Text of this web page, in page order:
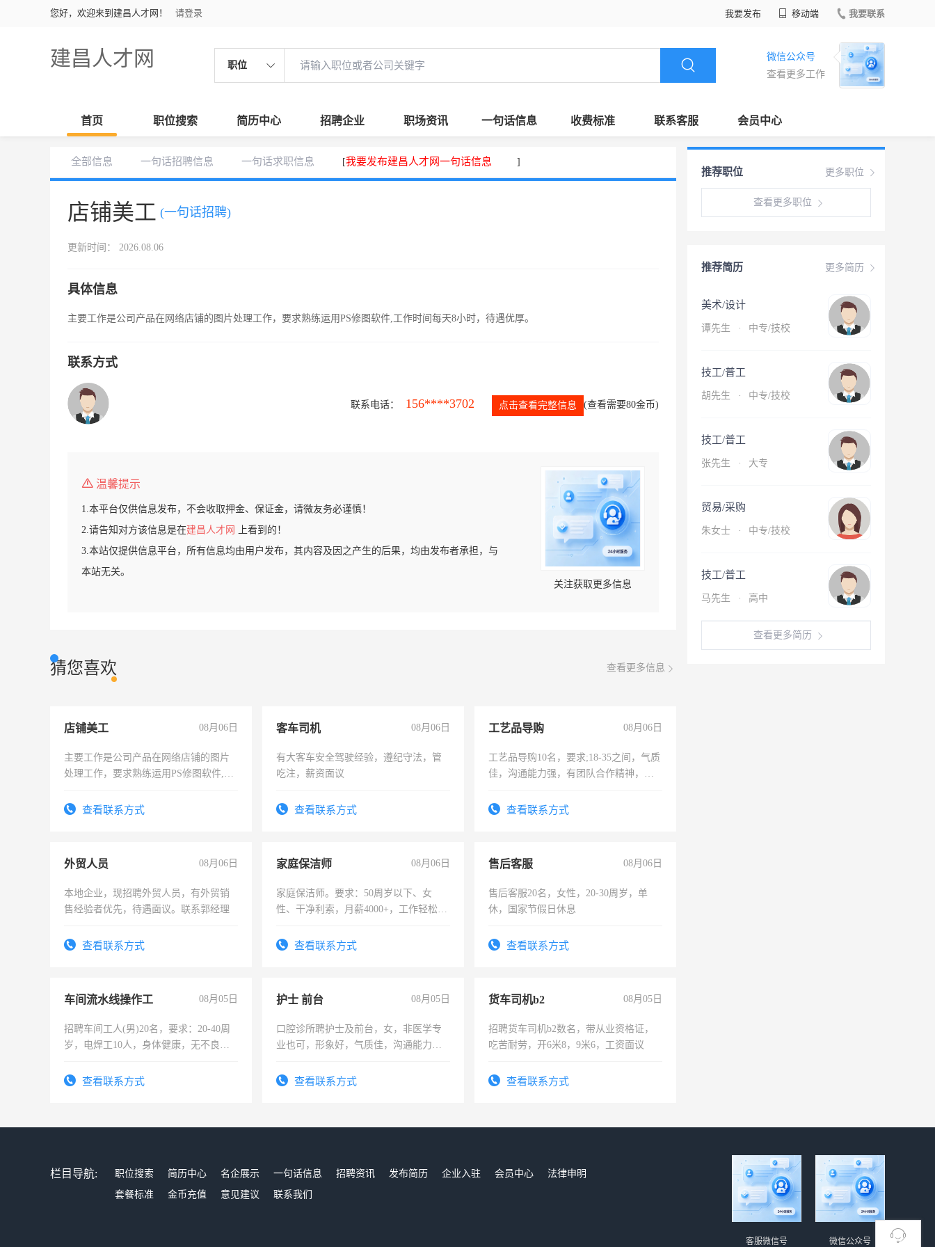
您好，欢迎来到建昌人才网！ 请登录 我要发布 移动端 我要联系
建昌人才网 职位
微信公众号
查看更多工作
首页 职位搜索 简历中心 招聘企业 职场资讯 一句话信息 收费标准 联系客服 会员中心
全部信息 一句话招聘信息 一句话求职信息 [我要发布建昌人才网一句话信息 ]
店铺美工 (一句话招聘)
更新时间： 2026.08.06
具体信息
主要工作是公司产品在网络店铺的图片处理工作，要求熟练运用PS修图软件,工作时间每天8小时，待遇优厚。
联系方式
联系电话： 156****3702 点击查看完整信息 (查看需要80金币)
温馨提示
1.本平台仅供信息发布，不会收取押金、保证金，请微友务必谨慎！
2.请告知对方该信息是在建昌人才网
上看到的！
3.本站仅提供信息平台，所有信息均由用户发布，其内容及因之产生的后果，均由发布者承担，与
本站无关。
关注获取更多信息
猜您喜欢 查看更多信息
店铺美工 08月06日
主要工作是公司产品在网络店铺的图片
处理工作，要求熟练运用PS修图软件,工
查看联系方式
客车司机 08月06日
有大客车安全驾驶经验，遵纪守法，管
吃注，薪资面议
查看联系方式
工艺品导购 08月06日
工艺品导购10名，要求;18-35之间，气质
佳，沟通能力强，有团队合作精神，有
查看联系方式
外贸人员 08月06日
本地企业，现招聘外贸人员，有外贸销
售经验者优先，待遇面议。联系郭经理
查看联系方式
家庭保洁师 08月06日
家庭保洁师。要求：50周岁以下、女
性、干净利索，月薪4000+，工作轻松，
太太等。查看联系方式
售后客服 08月06日
售后客服20名，女性，20-30周岁，单
休，国家节假日休息
查看联系方式
车间流水线操作工 08月05日
招聘车间工人(男)20名，要求：20-40周
岁，电焊工10人，身体健康，无不良嗜
宿，免费发放劳保用品，两班倒，每月
查看联系方式
护士 前台 08月05日
口腔诊所聘护士及前台，女，非医学专
业也可，形象好，气质佳，沟通能力
查看联系方式
货车司机b2 08月05日
招聘货车司机b2数名，带从业资格证，
吃苦耐劳，开6米8，9米6，工资面议
查看联系方式
更多职位
推荐职位
查看更多职位
更多简历
推荐简历
美术/设计
谭先生 · 中专/技校
技工/普工
胡先生 · 中专/技校
技工/普工
张先生 · 大专
贸易/采购
朱女士 · 中专/技校
技工/普工
马先生 · 高中
查看更多简历
栏目导航: 职位搜索 简历中心 名企展示 一句话信息 招聘资讯 发布简历 企业入驻 会员中心
法律申明
套餐标准
金币充值 意见建议 联系我们
微信公众号
客服微信号